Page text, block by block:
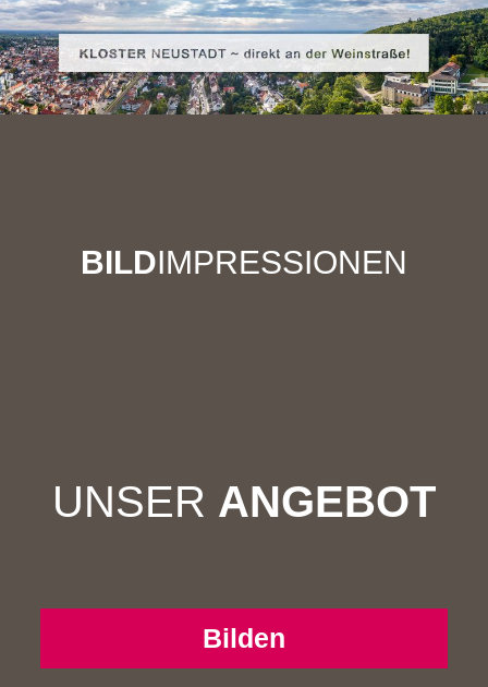
BILDIMPRESSIONEN
UNSER ANGEBOT
Bilden